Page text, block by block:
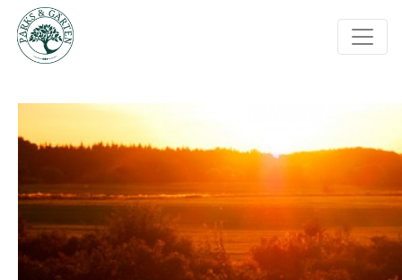
aktuelles_reiseanbieter